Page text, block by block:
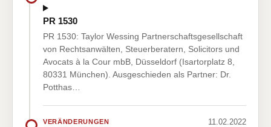
PR 1530
PR 1530: Taylor Wessing Partnerschaftsgesellschaft
von Rechtsanwälten, Steuerberatern, Solicitors und
Avocats à la Cour mbB, Düsseldorf (Isartorplatz 8,
80331 München). Ausgeschieden als Partner: Dr.
Potthas…
VERÄNDERUNGEN 11.02.2022